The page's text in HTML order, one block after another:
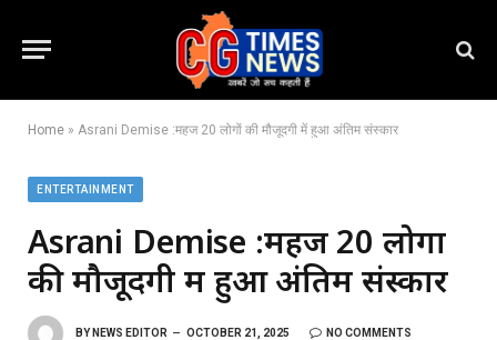
Home » Asrani Demise :महज 20 लोगों की मौजूदगी में हुआ अंतिम संस्कार
ENTERTAINMENT
Asrani Demise :महज 20 लोगों
की मौजूदगी में हुआ अंतिम संस्कार
BY NEWS EDITOR OCTOBER 21, 2025 NO COMMENTS